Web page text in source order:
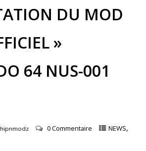
DU MOD
»
64 NUS-001
0 Commentaire NEWS,